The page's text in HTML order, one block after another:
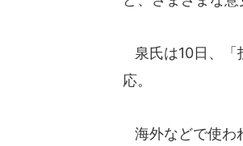
泉氏は10日、「
応。
海外などで使わ